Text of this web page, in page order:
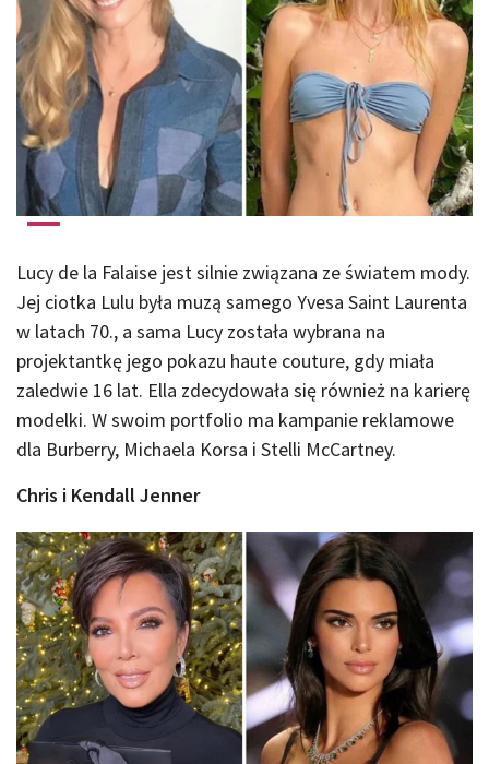
Lucy de la Falaise jest silnie związana ze światem mody.
Jej ciotka Lulu była muzą samego Yvesa Saint Laurenta
w latach 70., a sama Lucy została wybrana na
projektantkę jego pokazu haute couture, gdy miała
zaledwie 16 lat. Ella zdecydowała się również na karierę
modelki. W swoim portfolio ma kampanie reklamowe
dla Burberry, Michaela Korsa i Stelli McCartney.
Chris i Kendall Jenner